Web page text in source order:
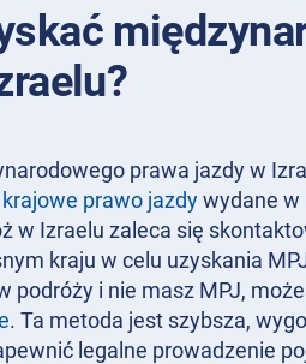
prawa jazdy w
krajowe prawo jazdywydane w
w Izraelu zaleca się
kraju w celu uzyskania
podróży i nie masz MPJ,
. Ta metoda jest szybsza,
legalne prowadzenie